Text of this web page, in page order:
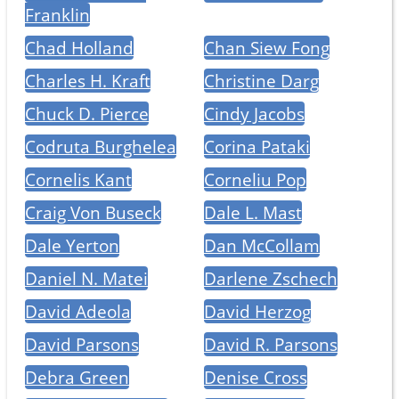
Franklin
Chad Holland
Chan Siew Fong
Charles H. Kraft
Christine Darg
Chuck D. Pierce
Cindy Jacobs
Codruta Burghelea
Corina Pataki
Cornelis Kant
Corneliu Pop
Craig Von Buseck
Dale L. Mast
Dale Yerton
Dan McCollam
Daniel N. Matei
Darlene Zschech
David Adeola
David Herzog
David Parsons
David R. Parsons
Debra Green
Denise Cross